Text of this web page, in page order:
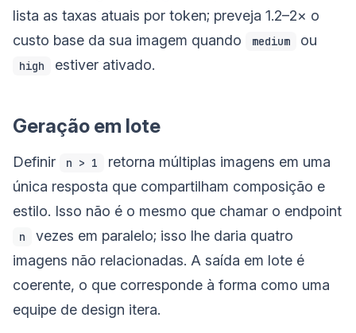
lista as taxas atuais por token; preveja 1.2–2× o
custo base da sua imagem quando
medium ou
high estiver ativado.
Geração em lote
Definir n > 1
retorna múltiplas imagens em uma
única resposta que compartilham composição e
estilo. Isso não é o mesmo que chamar o endpoint
n
vezes em paralelo; isso lhe daria quatro
imagens não relacionadas. A saída em lote é
coerente, o que corresponde à forma como uma
equipe de design itera.